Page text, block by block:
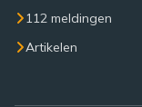
112 meldingen
Artikelen